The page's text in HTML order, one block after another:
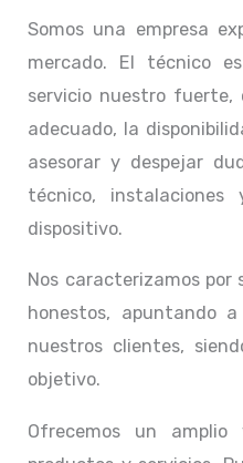
Somos una empresa
mercado. El técnico
servicio nuestro fuerte,
adecuado, la
asesorar y despejar
técnico,
dispositivo.
Nos caracterizamos por
honestos, apuntando
nuestros clientes,
objetivo.
Ofrecemos un